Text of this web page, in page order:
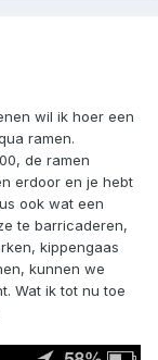
wil ik hoer een
ramen.
de ramen
erdoor en je hebt
ook wat een
te barricaderen,
kippengaas
kunnen we
Wat ik tot nu toe